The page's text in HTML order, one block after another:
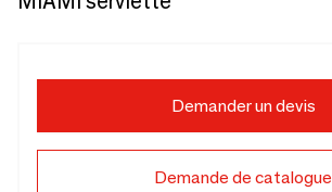
Demander un devis
Demande de catalogue